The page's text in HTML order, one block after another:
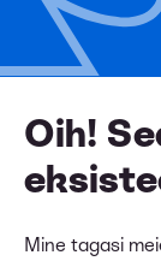
Oih!
Mine tagasi